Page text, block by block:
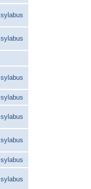
sylabus
sylabus
sylabus
sylabus
sylabus
sylabus
sylabus
sylabus